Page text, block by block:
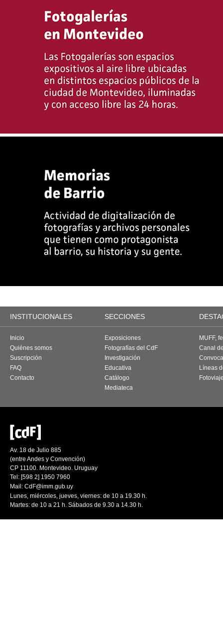
INSTITUCIONALES SECCIONES
Inicio
Quiénes somos
Suscripción
FAQ
Contacto
Exposiciones
Fotografías del CdF
Investigación
Educativa
Catálogo
Mediateca
MUFF,
Canal
Líneas
Av. 18 de Julio 885
(entre Andes y Convención)
CP 11100. Montevideo. Uruguay
Tel: [598 2] 1950 7960
Mail: CdF@imm.gub.uy
Lunes, miércoles, jueves, viernes: de 10 a 19.30 h.
Martes: de 10 a 21 h. Sábados de 9.30 a 14.30 h.